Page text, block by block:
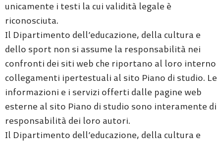
unicamente i testi la cui validità legale è
riconosciuta.
Il Dipartimento dell’educazione, della cultura e
dello sport non si assume la responsabilità nei
confronti dei siti web che riportano al loro interno
collegamenti ipertestuali al sito Piano di studio. Le
informazioni e i servizi offerti dalle pagine web
esterne al sito Piano di studio sono interamente di
responsabilità dei loro autori.
Il Dipartimento dell’educazione, della cultura e